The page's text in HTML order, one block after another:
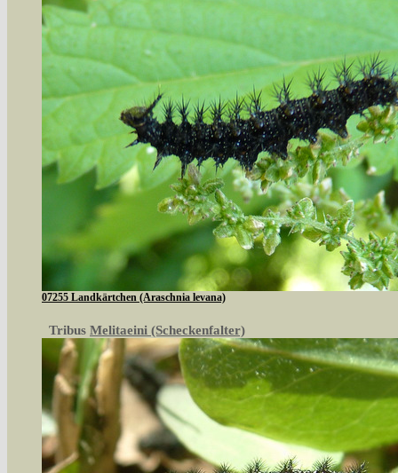
07255 Landkärtchen (Araschnia levana)
Tribus Melitaeini (Scheckenfalter)